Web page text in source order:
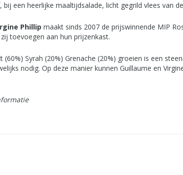
bij een heerlijke maaltijdsalade, licht gegrild vlees van
Phillip maakt sinds 2007 de prijswinnende MIP
toevoegen aan hun prijzenkast.
(60%) Syrah (20%) Grenache (20%) groeien is een
nodig. Op deze manier kunnen Guillaume en